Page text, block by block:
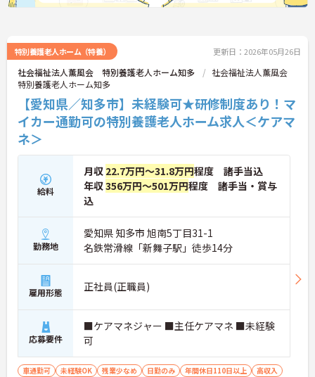
特別養護老人ホーム（特養） 更新日：2026年05月26日
社会福祉法人薫風会 特別養護老人ホーム知多
社会福祉法人薫風会
特別養護老人ホーム知多
【愛知県／知多市】未経験可★研修制度あり！マ
イカー通勤可の特別養護老人ホーム求人＜ケアマ
ネ＞
給料
月収 22.7万円～31.8万円程度 諸手当込
年収356万円～501万円程度 諸手当・賞与
込
勤務地
愛知県 知多市 旭南5丁目31-1
名鉄常滑線「新舞子駅」徒歩14分
雇用形態 正社員(正職員)
応募要件
■ケアマネジャー ■主任ケアマネ ■未経験
可
車通勤可 未経験OK 残業少なめ 日勤のみ 年間休日110日以上
高収入